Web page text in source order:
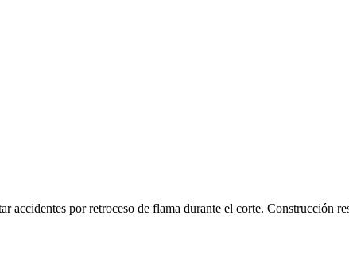
accidentes por retroceso de flama durante el corte. Construcción